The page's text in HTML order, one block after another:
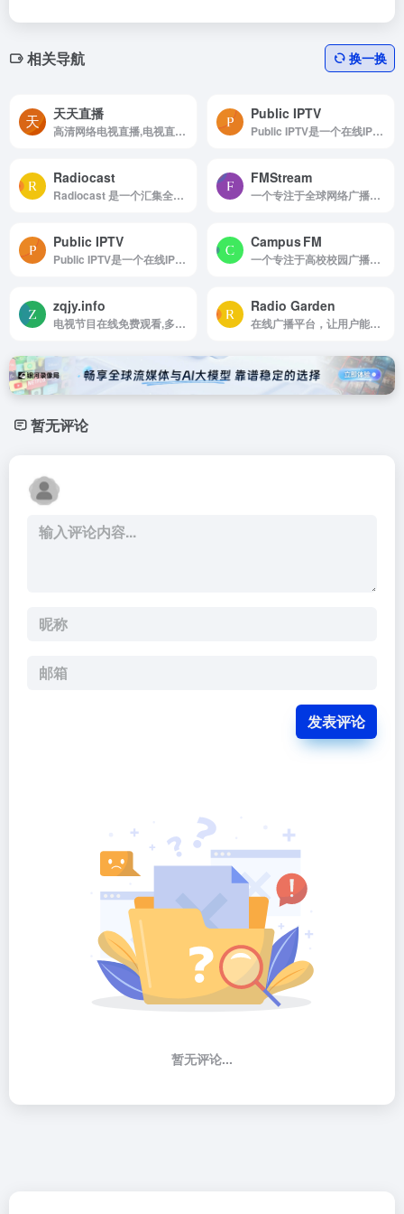
相关导航 换一换
天天直播
高清网络电视直播,电视直播网,nba录像回放,nba直播
Public IPTV
Public IPTV是一个在线IPTV频道导航站，整合247个国家、28个分类及15000多个频道资源。平台提供直观的分类和多源播放选项，用户可直接在线观看高品质电视节目，无需注册账号。
Radiocast
Radiocast 是一个汇集全球广播电台的在线平台，为广播爱好者提供了一个探索世界各地声音的独特方式，用户可以轻松发现和收听来自全球超过8000个广播电台的节目内容。
FMStream
一个专注于全球网络广播电台流媒体聚合的在线目录平台，致力于为听众提供便捷、多样、高质量的广播收听体验。
Public IPTV
Public IPTV是一个在线IPTV频道导航站，整合247个国家、28个分类及15000多个频道资源。平台提供直观的分类和多源播放选项，用户可直接在线观看高品质电视节目，无需注册账号。
Campus FM
一个专注于高校校园广播与青年文化内容的在线流媒体平台，致力于打造连接全球大学生、青年创作者与独立音乐人的声音社区。
zqjy.info
电视节目在线免费观看,多线路IPTV直播源在线视频播放器
Radio Garden
在线广播平台，让用户能够通过互动式地球模型探索全球各地的广播电台。该网站以三维地球为界面，用户只需旋转、缩放并点击任意地点，即可实时收听当地的广播节目。
暂无评论
发表评论
暂无评论...